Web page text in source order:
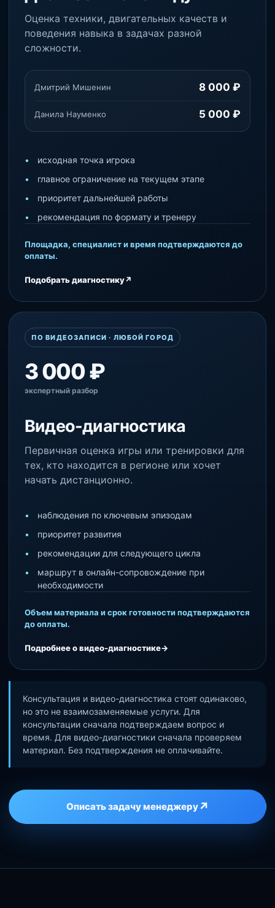
Оценка техники, двигательных качеств и
поведения навыка в задачах разной
сложности.
Дмитрий Мишенин 8 000 ₽
Данила Науменко 5 000 ₽
исходная точка игрока
главное ограничение на текущем этапе
приоритет дальнейшей работы
рекомендация по формату и тренеру
Площадка, специалист и время подтверждаются до
оплаты.
Подобрать диагностику↗
ПО ВИДЕОЗАПИСИ · ЛЮБОЙ ГОРОД
3 000 ₽
экспертный разбор
Видео-диагностика
Первичная оценка игры или тренировки для
тех, кто находится в регионе или хочет
начать дистанционно.
наблюдения по ключевым эпизодам
приоритет развития
рекомендации для следующего цикла
маршрут в онлайн-сопровождение при
необходимости
Объем материала и срок готовности подтверждаются
до оплаты.
Подробнее о видео-диагностике→
Консультация и видео-диагностика стоят одинаково,
но это не взаимозаменяемые услуги. Для
консультации сначала подтверждаем вопрос и
время. Для видео-диагностики сначала проверяем
материал. Без подтверждения не оплачивайте.
Описать задачу менеджеру↗